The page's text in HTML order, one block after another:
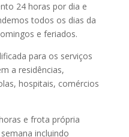
24 horas por dia e
todos os dias da
e feriados.
para os serviços
a residências,
hospitais, comércios
e frota própria
incluindo